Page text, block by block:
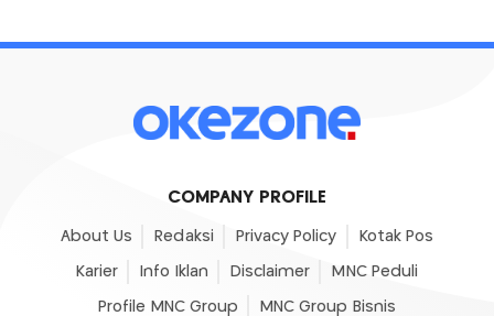
COMPANY PROFILE
About Us Redaksi Privacy Policy Kotak Pos
Karier Info Iklan Disclaimer MNC Peduli
Profile MNC Group MNC Group Bisnis